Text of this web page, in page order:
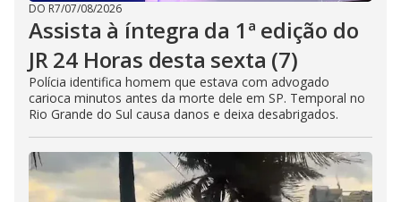
DO R7/07/08/2026
Assista à íntegra da 1ª edição do
JR 24 Horas desta sexta (7)
Polícia identifica homem que estava com advogado
carioca minutos antes da morte dele em SP. Temporal no
Rio Grande do Sul causa danos e deixa desabrigados.